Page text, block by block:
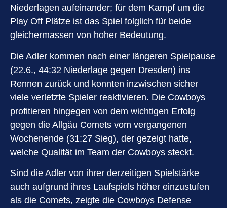
Niederlagen aufeinander; für dem Kampf um die
Play Off Plätze ist das Spiel folglich für beide
gleichermassen von hoher Bedeutung.
Die Adler kommen nach einer längeren Spielpause
(22.6., 44:32 Niederlage gegen Dresden) ins
Rennen zurück und konnten inzwischen sicher
viele verletzte Spieler reaktivieren. Die Cowboys
profitieren hingegen von dem wichtigen Erfolg
gegen die Allgäu Comets vom vergangenen
Wochenende (31:27 Sieg), der gezeigt hatte,
welche Qualität im Team der Cowboys steckt.
Sind die Adler von ihrer derzeitigen Spielstärke
auch aufgrund ihres Laufspiels höher einzustufen
als die Comets, zeigte die Cowboys Defense